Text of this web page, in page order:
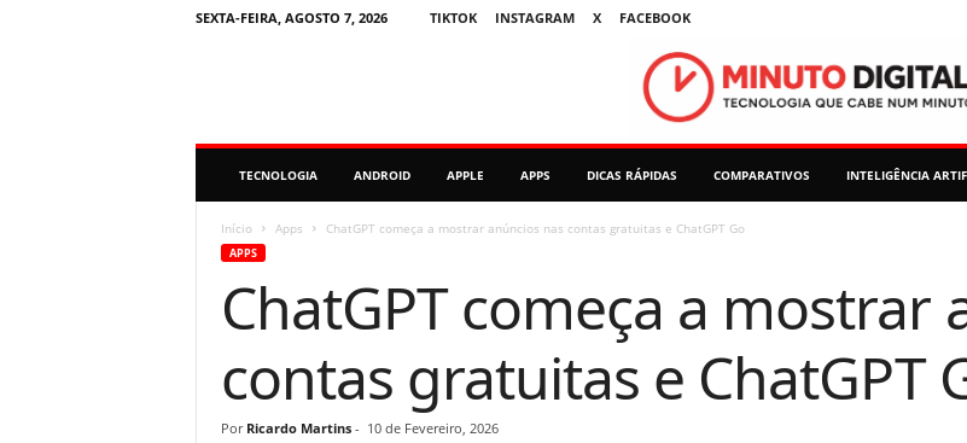
SEXTA-FEIRA, AGOSTO 7, 2026 TIKTOK INSTAGRAM X FACEBOOK
M
n
TECNOLOGIA ANDROID APPLE APPS DICAS RÁPIDAS COMPARATIVOS INTELIGÊNCIA
Início Apps ChatGPT começa a mostrar anúncios nas contas gratuitas e ChatGPT Go
APPS
ChatGPT começa a mostrar
contas gratuitas e ChatGPT
Por Ricardo Martins- 10 de Fevereiro, 2026